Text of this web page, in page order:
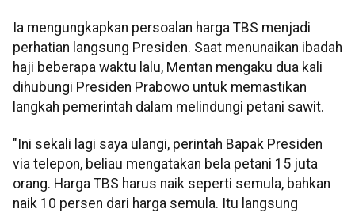
Ia mengungkapkan persoalan harga TBS menjadi
perhatian langsung Presiden. Saat menunaikan ibadah
haji beberapa waktu lalu, Mentan mengaku dua kali
dihubungi Presiden Prabowo untuk memastikan
langkah pemerintah dalam melindungi petani sawit.
"Ini sekali lagi saya ulangi, perintah Bapak Presiden
via telepon, beliau mengatakan bela petani 15 juta
orang. Harga TBS harus naik seperti semula, bahkan
naik 10 persen dari harga semula. Itu langsung